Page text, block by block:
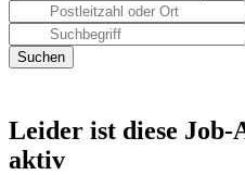
Leider ist diese Job-
aktiv